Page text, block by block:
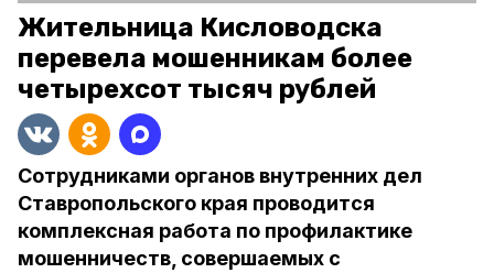
Жительница Кисловодска
перевела мошенникам более
четырехсот тысяч рублей
Сотрудниками органов внутренних дел
Ставропольского края проводится
комплексная работа по профилактике
мошенничеств, совершаемых с